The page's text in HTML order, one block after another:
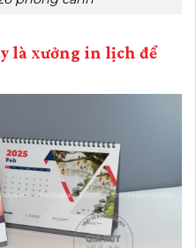
là xưởng in lịch để